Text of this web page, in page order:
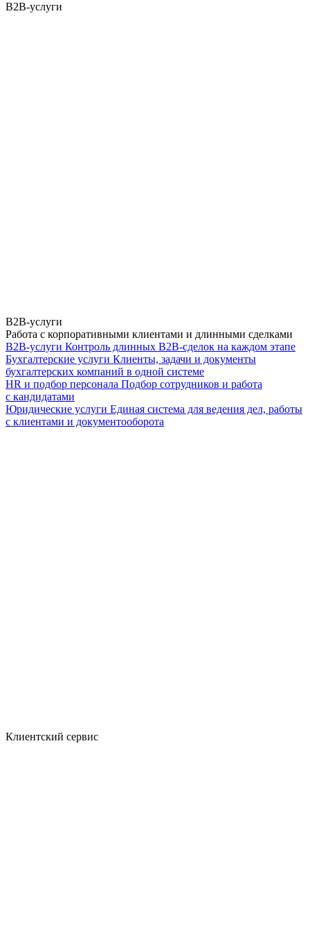
B2B-услуги
B2B-услуги
Работа с корпоративными клиентами и длинными сделками
B2B-услуги Контроль длинных B2B-сделок на каждом этапе
Бухгалтерские услуги Клиенты, задачи и документы
бухгалтерских компаний в одной системе
HR и подбор персонала Подбор сотрудников и работа
с кандидатами
Юридические услуги Единая система для ведения дел, работы
с клиентами и документооборота
Клиентский сервис